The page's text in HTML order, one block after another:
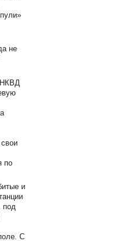
не
НКВД
по
и
под
С